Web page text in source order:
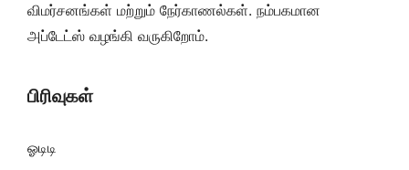
விமர்சனங்கள் மற்றும் நேர்காணல்கள். நம்பகமான
அப்டேட்ஸ் வழங்கி வருகிறோம்.
பிரிவுகள்
ஓடிடி